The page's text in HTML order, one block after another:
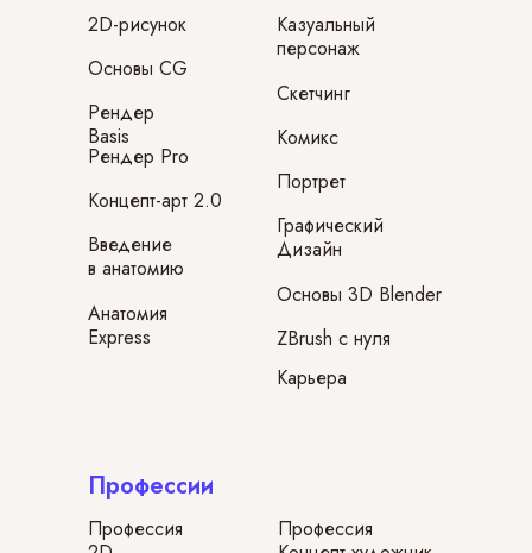
2D-рисунок
Основы CG
Рендер
Basis
Рендер Pro
Казуальный
персонаж
Портрет
Концепт-арт 2.0
Анатомия
Express
Комикс
Введение
в анатомию
Графический
Дизайн
Скетчинг
Карьера
ZBrush с нуля
Основы 3D Blender
Профессии
Профессия
Профессия